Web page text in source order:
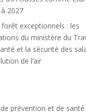
2027
exceptionnels : les
du ministère du
et la sécurité des
de l’air
prévention et de